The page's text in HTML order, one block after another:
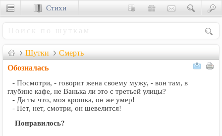
Шутки Смерть
Обозналась
- Посмотри, - говорит жена своему мужу, - вон там, в
глубине кафе, не Ванька ли это с третьей улицы?
- Да ты что, моя крошка, он же умер!
- Нет, нет, смотри, он шевелится!
Понравилось?
Стихи